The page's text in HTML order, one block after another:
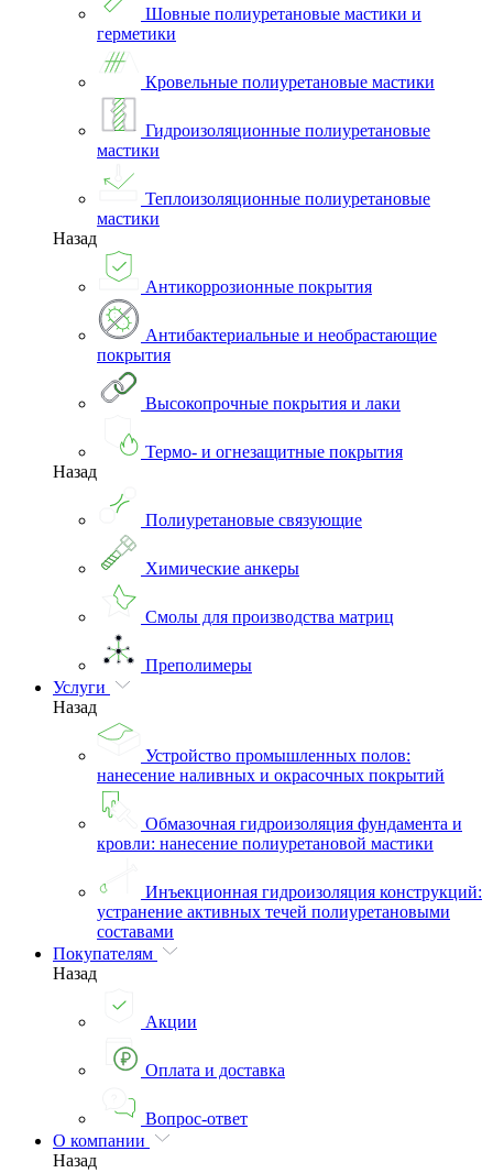
Шовные полиуретановые мастики и
герметики
Кровельные полиуретановые мастики
Гидроизоляционные полиуретановые
мастики
Теплоизоляционные полиуретановые
мастики
Назад
Антикоррозионные покрытия
Антибактериальные и необрастающие
покрытия
Высокопрочные покрытия и лаки
Термо- и огнезащитные покрытия
Назад
Полиуретановые связующие
Химические анкеры
Смолы для производства матриц
Преполимеры
Услуги
Назад
Устройство промышленных полов:
нанесение наливных и окрасочных покрытий
Обмазочная гидроизоляция фундамента и
кровли: нанесение полиуретановой мастики
Инъекционная гидроизоляция конструкций:
устранение активных течей полиуретановыми
составами
Покупателям
Назад
Акции
Оплата и доставка
Вопрос-ответ
О компании
Назад